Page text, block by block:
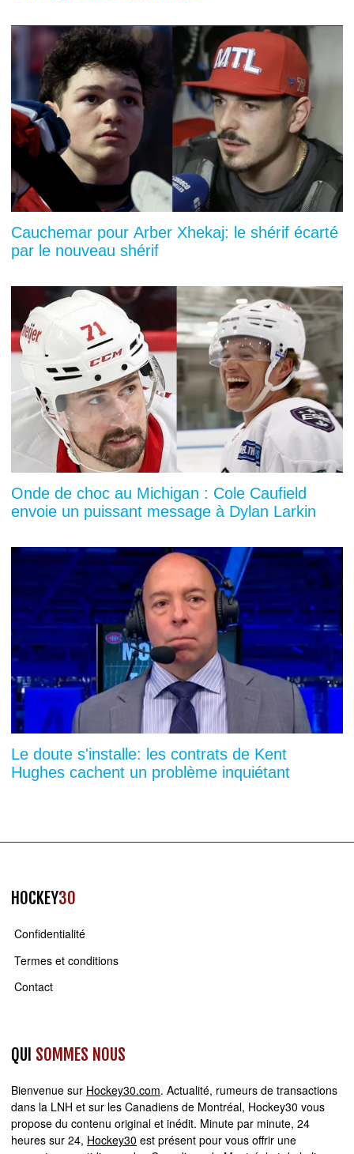
Cauchemar pour Arber Xhekaj: le shérif écarté
par le nouveau shérif
Onde de choc au Michigan : Cole Caufield
envoie un puissant message à Dylan Larkin
Le doute s'installe: les contrats de Kent
Hughes cachent un problème inquiétant
HOCKEY30
Confidentialité
Termes et conditions
Contact
QUI SOMMES NOUS
Bienvenue sur Hockey30.com. Actualité, rumeurs de transactions
dans la LNH et sur les Canadiens de Montréal, Hockey30 vous
propose du contenu original et inédit. Minute par minute, 24
heures sur 24, Hockey30 est présent pour vous offrir une